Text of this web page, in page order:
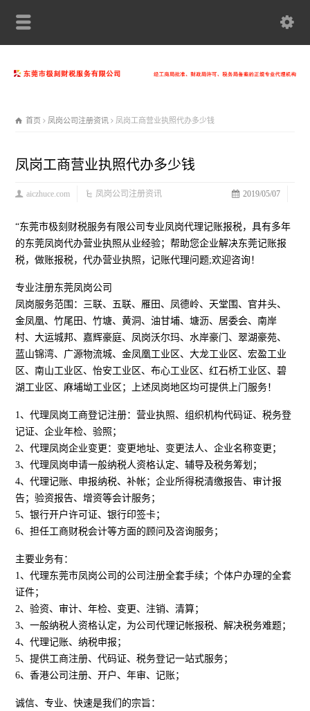
首页 凤岗公司注册资讯 凤岗工商营业执照代办多少钱
凤岗工商营业执照代办多少钱
2019/05/07
aiczhuce.com 凤岗公司注册资讯
“东莞市极刻财税服务有限公司专业凤岗代理记账报税，具有多年
的东莞凤岗代办营业执照从业经验；帮助您企业解决东莞记账报
税，做账报税，代办营业执照，记账代理问题;欢迎咨询！
专业注册东莞凤岗公司
凤岗服务范围：三联、五联、雁田、凤德岭、天堂围、官井头、
金凤凰、竹尾田、竹塘、黄洞、油甘埔、塘沥、居委会、南岸
村、大运城邦、嘉辉豪庭、凤岗沃尔玛、水岸豪门、翠湖豪苑、
蓝山锦湾、广源物流城、金凤凰工业区、大龙工业区、宏盈工业
区、南山工业区、怡安工业区、布心工业区、红石桥工业区、碧
湖工业区、麻埔坳工业区；上述凤岗地区均可提供上门服务！
1、代理凤岗工商登记注册：营业执照、组织机构代码证、税务登
记证、企业年检、验照；
2、代理凤岗企业变更：变更地址、变更法人、企业名称变更；
3、代理凤岗申请一般纳税人资格认定、辅导及税务筹划；
4、代理记账、申报纳税、补帐；企业所得税清缴报告、审计报
告；验资报告、增资等会计服务；
5、银行开户许可证、银行印签卡；
6、担任工商财税会计等方面的顾问及咨询服务；
主要业务有：
1、代理东莞市凤岗公司的公司注册全套手续；个体户办理的全套
证件；
2、验资、审计、年检、变更、注销、清算；
3、一般纳税人资格认定，为公司代理记帐报税、解决税务难题；
4、代理记账、纳税申报；
5、提供工商注册、代码证、税务登记一站式服务；
6、香港公司注册、开户、年审、记账；
诚信、专业、快速是我们的宗旨：